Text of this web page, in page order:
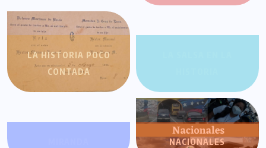
LA HISTORIA POCO
CONTADA
NACIONALES